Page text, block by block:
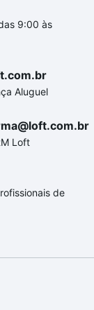
9:00 às
Aluguel
Loft
de